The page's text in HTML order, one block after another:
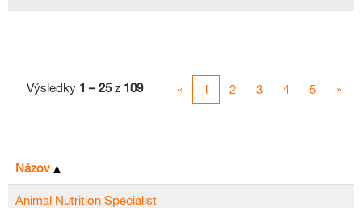
Výsledky 1 – 25z 109 « 1 2 3 4 5 »
Názov
Animal Nutrition Specialist